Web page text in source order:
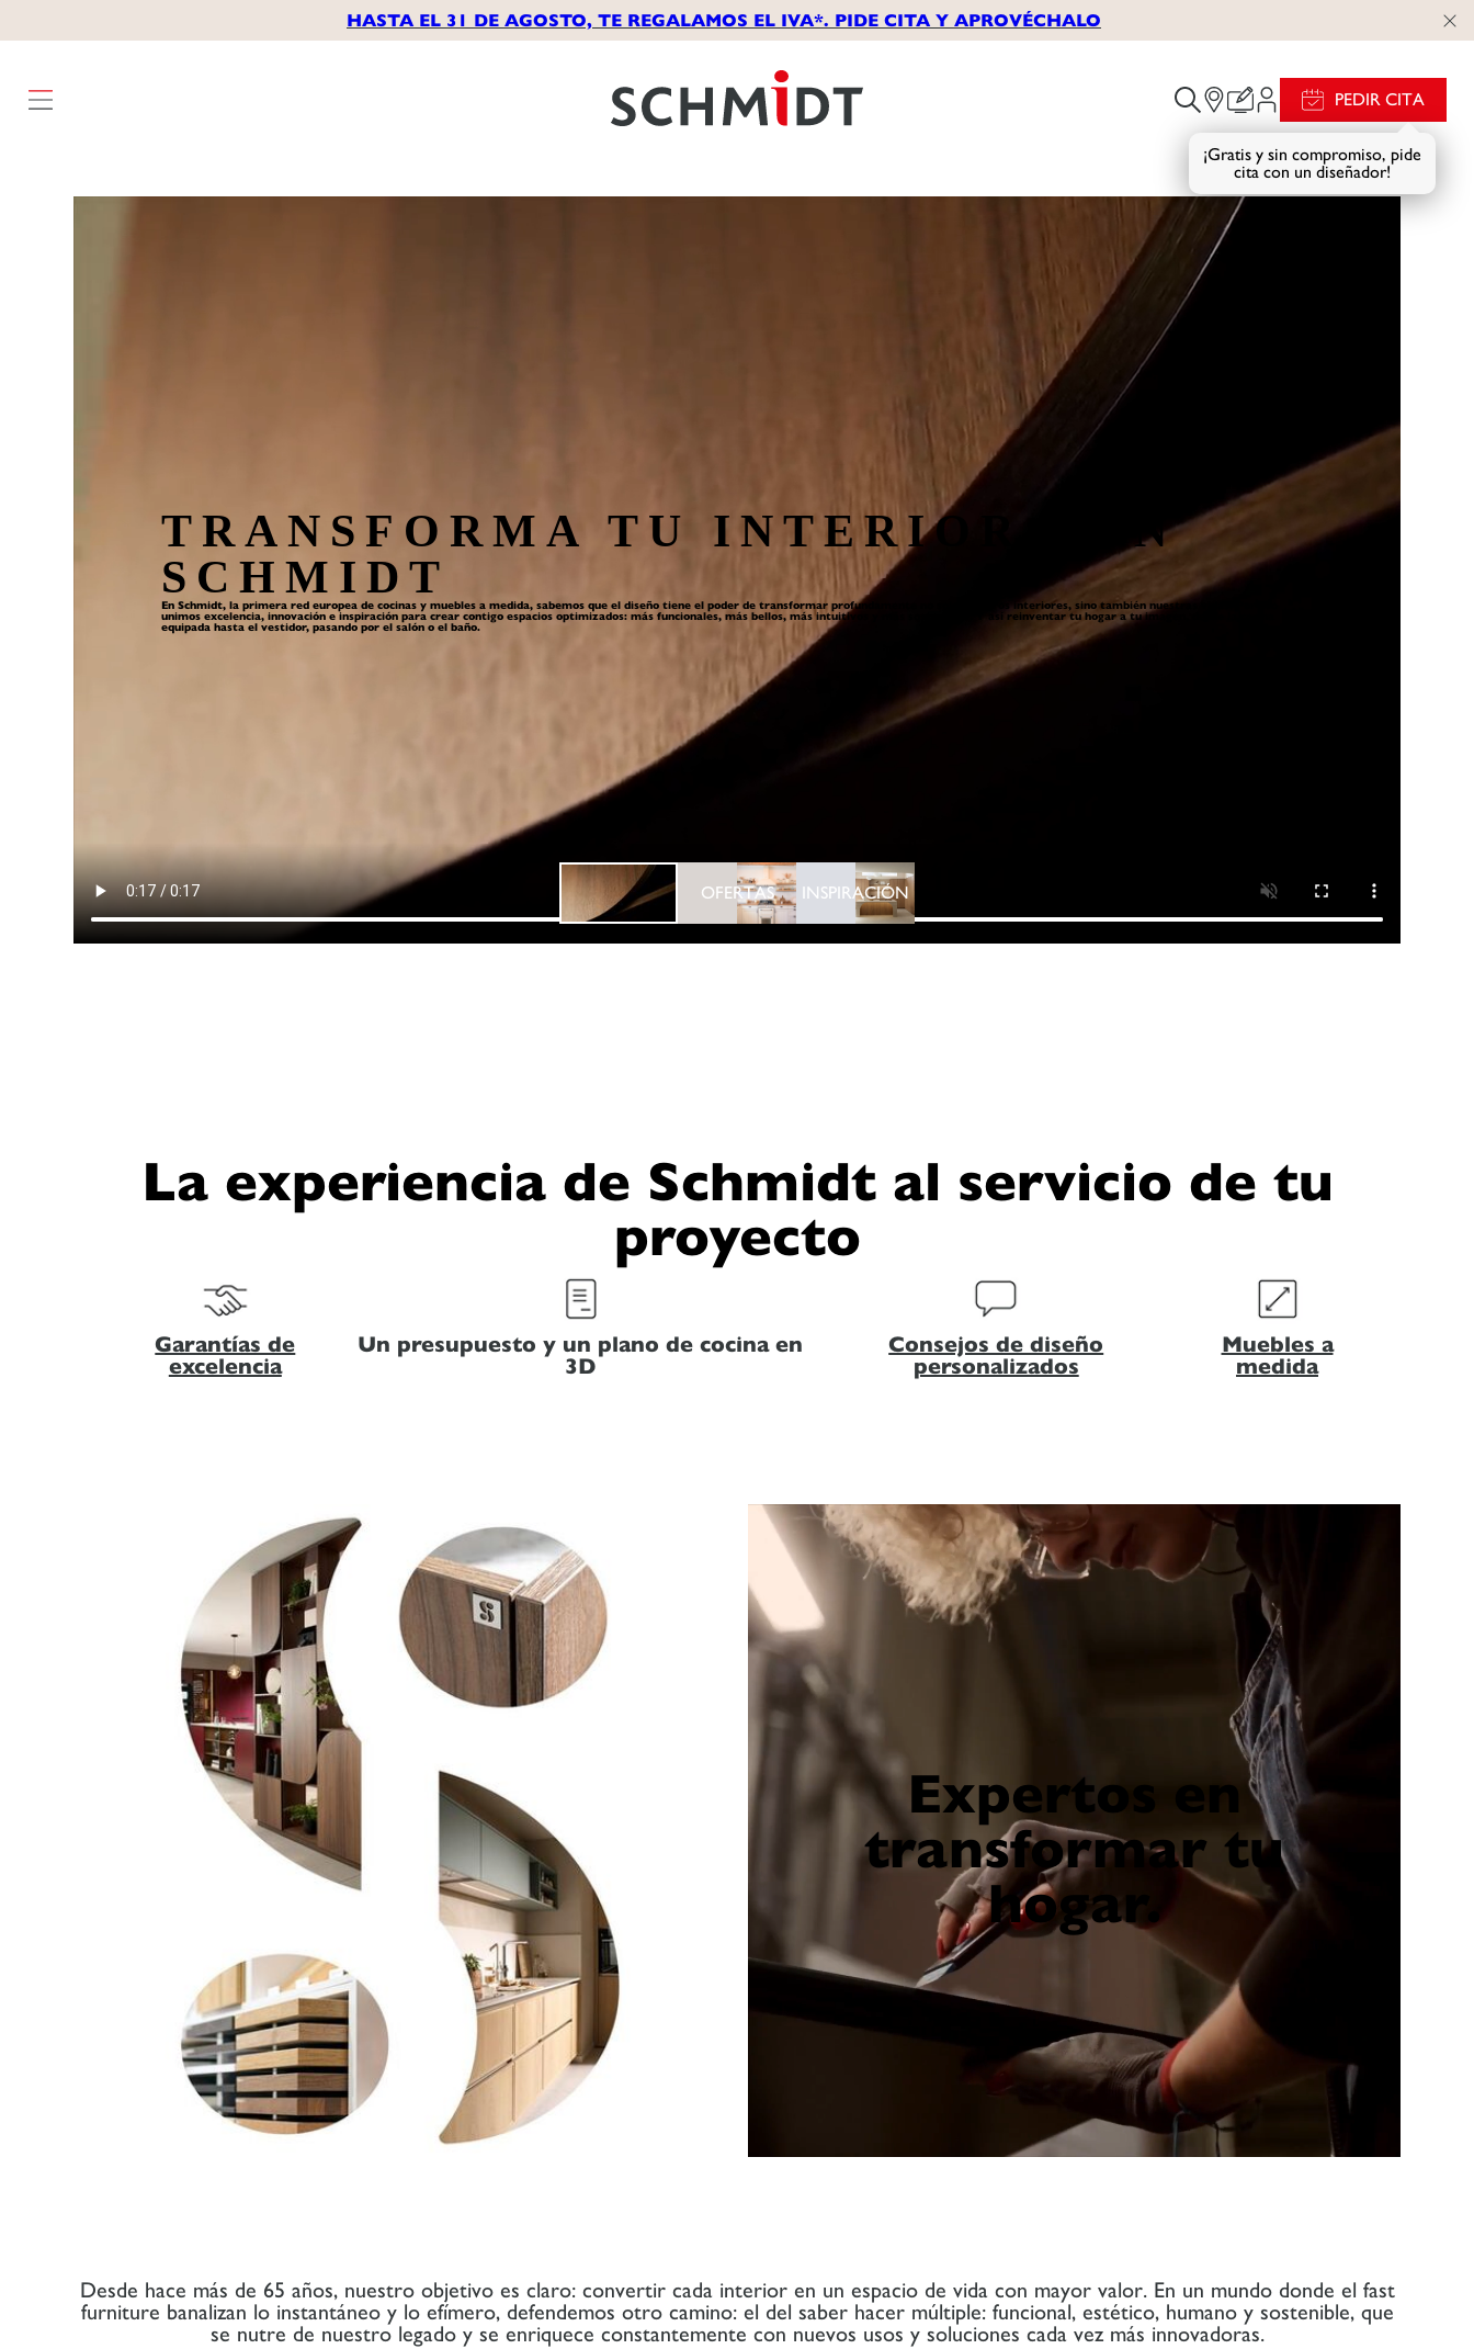
HASTA EL 31 DE AGOSTO, TE REGALAMOS EL IVA*. PIDE CITA Y APROVÉCHALO
PEDIR CITA
¡Gratis y sin compromiso, pide
cita con un diseñador!
OFERTAS INSPIRACIÓN
TRANSFORMA TU INTERIOR CON
SCHMIDT
En Schmidt, la primera red europea de cocinas y muebles a medida, sabemos que el diseño tiene el poder de transformar profundamente no solo nuestros interiores, sino también nuestras vidas. Por eso
unimos excelencia, innovación e inspiración para crear contigo espacios optimizados: más funcionales, más bellos, más intuitivos y más sostenibles. Y así reinventar tu hogar a tu imagen, desde la cocina
equipada hasta el vestidor, pasando por el salón o el baño.
La experiencia de Schmidt al servicio de tu
proyecto
Garantías de
excelencia
Un presupuesto y un plano de cocina en
3D
Consejos de diseño
personalizados
Muebles a
medida
Expertos en
transformar tu
hogar.
Desde hace más de 65 años, nuestro objetivo es claro: convertir cada interior en un espacio de vida con mayor valor. En un mundo donde el fast
furniture banalizan lo instantáneo y lo efímero, defendemos otro camino: el del saber hacer múltiple: funcional, estético, humano y sostenible, que
se nutre de nuestro legado y se enriquece constantemente con nuevos usos y soluciones cada vez más innovadoras.